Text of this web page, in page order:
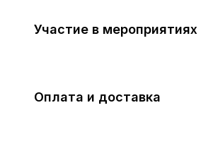
Участие в мероприятиях
Оплата и доставка